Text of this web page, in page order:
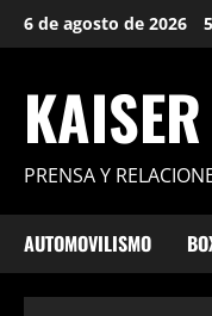
Saltar
al
6 de agosto de 2026
PRENSA Y
AUTOMOVILISMO